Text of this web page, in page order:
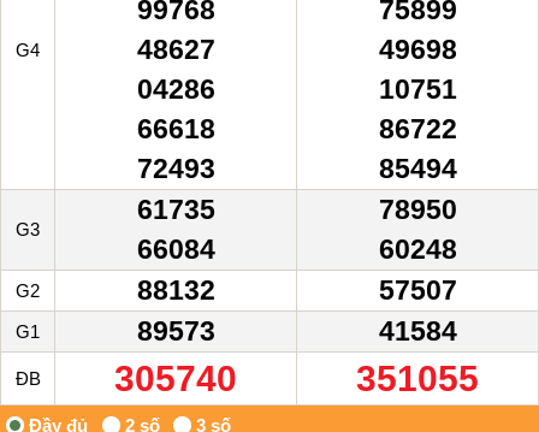
G4
99768
48627
04286
66618
72493
75899
49698
10751
86722
85494
G3
61735
66084
78950
60248
G2 88132 57507
G1 89573 41584
ĐB 305740 351055